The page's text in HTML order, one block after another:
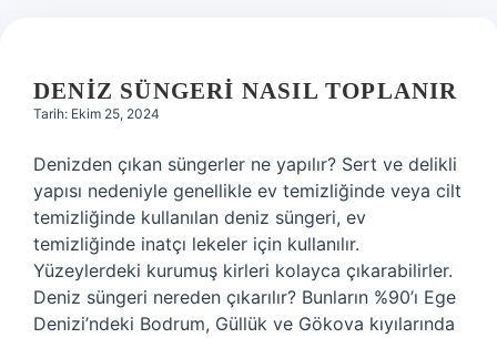
DENIZ SÜNGERI NASIL TOPLANIR
Tarih: Ekim 25, 2024
Denizden çıkan süngerler ne yapılır? Sert ve delikli
yapısı nedeniyle genellikle ev temizliğinde veya cilt
temizliğinde kullanılan deniz süngeri, ev
temizliğinde inatçı lekeler için kullanılır.
Yüzeylerdeki kurumuş kirleri kolayca çıkarabilirler.
Deniz süngeri nereden çıkarılır? Bunların %90’ı Ege
Denizi’ndeki Bodrum, Güllük ve Gökova kıyılarında